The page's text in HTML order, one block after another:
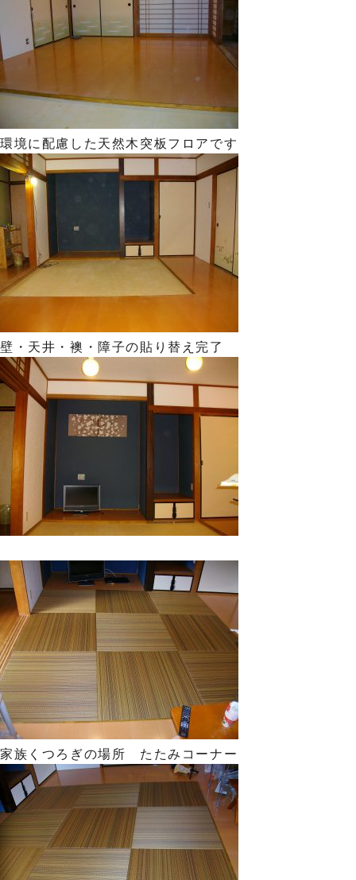
環境に配慮した天然木突板フロアです
壁・天井・襖・障子の貼り替え完了
家族くつろぎの場所 たたみコーナー